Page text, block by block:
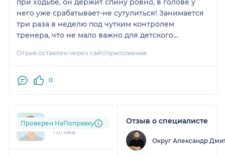
него уже срабатывает-не сутулиться! Занимается
три раза в неделю под чутким контролем
тренера, что не мало важно для детского
коллектив цента доброжелательный, везде чисто
Рекомендую!
Отзыв оставлен через сайт/приложение
0
nar....@....com
1 отзыв
Проверен НаПоправку Отзыв о специалисте
Округ Александр